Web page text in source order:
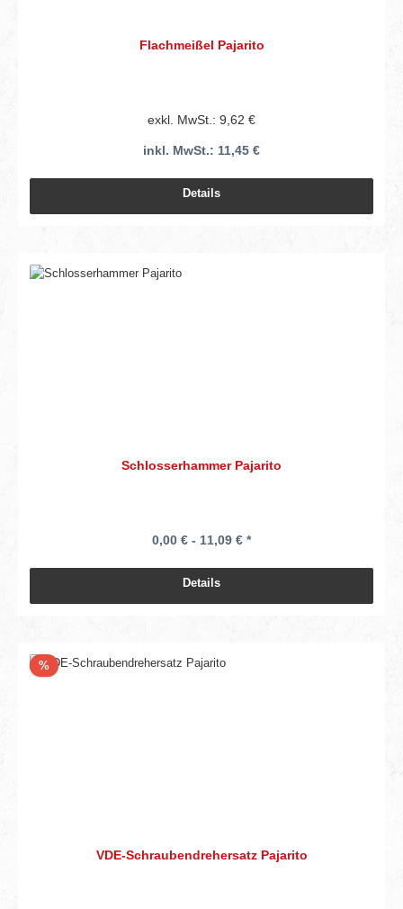
Flachmeißel Pajarito
exkl. MwSt.: 9,62 €
inkl. MwSt.: 11,45 €
Details
Schlosserhammer Pajarito
0,00 € - 11,09 € *
Details
%Rabatt
VDE-Schraubendrehersatz Pajarito